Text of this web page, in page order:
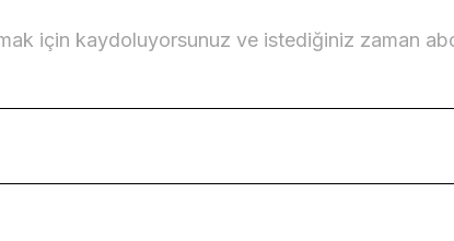
için kaydoluyorsunuz ve istediğiniz zaman